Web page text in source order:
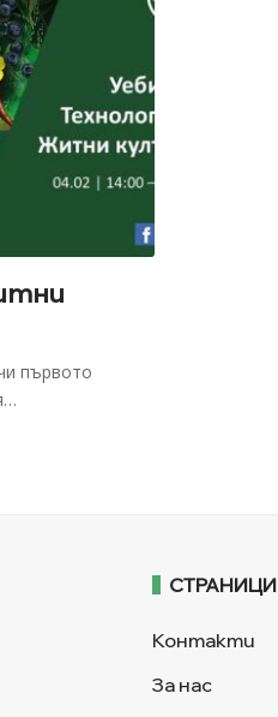
първото
…
СТРАНИЦИ
Контакти
За нас